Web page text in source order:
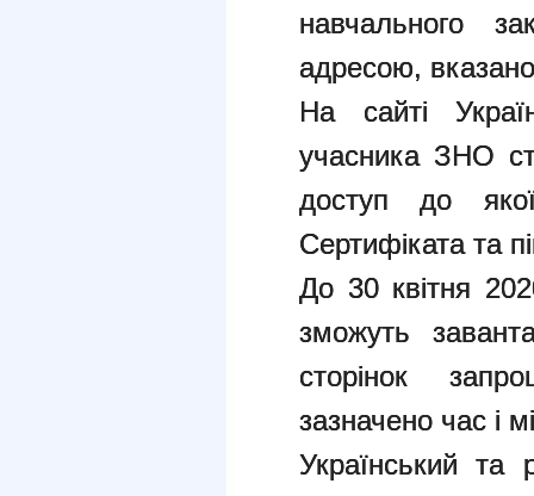
навчального
адресою,
На сайті
учасника ЗНО
доступ до
Сертифіката та
До 30 квітня
зможуть
сторінок
зазначено час і
Український та